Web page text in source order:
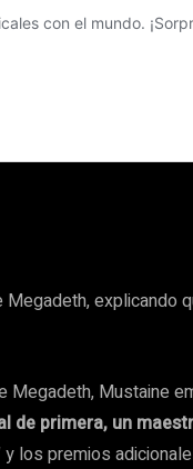
explicando
Mustaine
de primera, un
y los premios